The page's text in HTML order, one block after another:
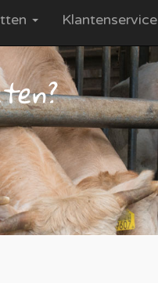
Klantenservice